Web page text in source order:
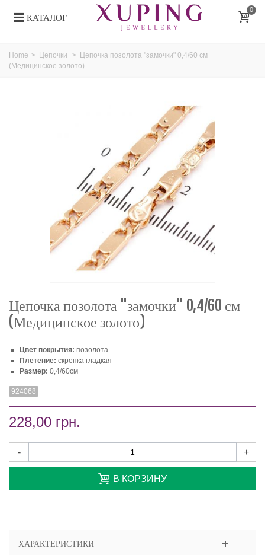
КАТАЛОГ
0
Home > Цепочки > Цепочка позолота "замочки" 0,4/60 см
(Медицинское золото)
Цепочка позолота "замочки" 0,4/60 см
(Медицинское золото)
Цвет покрытия: позолота
Плетение: скрепка гладкая
Размер: 0,4/60см
924068
228,00 грн.
- +
В КОРЗИНУ
ХАРАКТЕРИСТИКИ